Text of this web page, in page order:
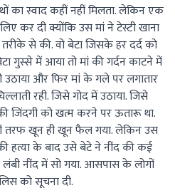
का स्वाद कहीं नहीं मिलता. लेकिन एक
कर दी क्योंकि उस मां ने टेस्टी खाना
तरीके से की. वो बेटा जिसके हर दर्द को
गुस्से में आया तो मां की गर्दन काटने में
उठाया और फिर मां के गले पर लगातार
रही. जिसे गोद में उठाया. जिसे
जिंदगी को खत्म करने पर ऊतारू था.
तरफ खून ही खून फैल गया. लेकिन उस
हत्या के बाद उसे बेटे ने नींद की कई
नींद में सो गया. आसपास के लोगों
को सूचना दी.